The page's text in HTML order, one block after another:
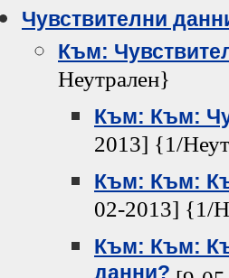
Чувствителни
Към:
Неутрален}
Към: Към:
2013] {1/
Към: Към:
02-2013] {1/
Към: Към: